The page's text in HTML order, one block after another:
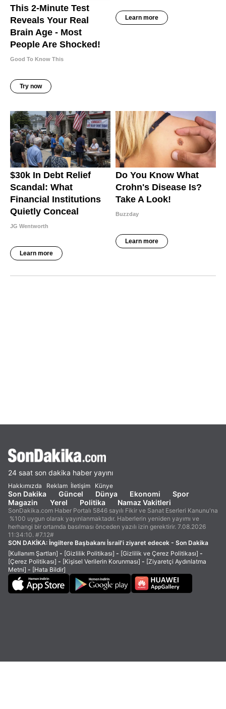
24 saat son dakika haber yayını
Hakkımızda Reklam İletişim Künye
Son Dakika Güncel Dünya Ekonomi
Spor
Magazin
Yerel Politika Namaz Vakitleri
SonDakika.com Haber Portalı 5846 sayılı Fikir ve Sanat Eserleri Kanunu'na
%100 uygun olarak yayınlanmaktadır. Haberlerin yeniden yayımı ve
herhangi bir ortamda basılması önceden yazılı izin gerektirir. 7.08.2026
11:34:10. #7.12#
SON DAKİKA: İngiltere Başbakanı İsrail'i ziyaret edecek - Son Dakika
[Kullanım Şartları] - [Gizlilik Politikası] - [Gizlilik ve Çerez Politikası] -
[Çerez Politikası] - [Kişisel Verilerin Korunması] - [Ziyaretçi Aydınlatma
Metni] - [Hata Bildir]